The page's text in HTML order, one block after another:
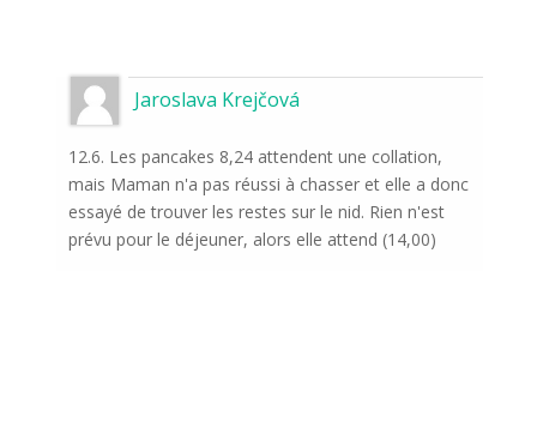
Jaroslava Krejčová
12.6. Les pancakes 8,24 attendent une collation,
mais Maman n'a pas réussi à chasser et elle a donc
essayé de trouver les restes sur le nid. Rien n'est
prévu pour le déjeuner, alors elle attend (14,00)